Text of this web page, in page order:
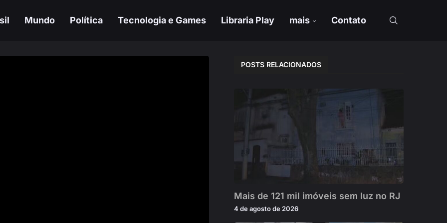
Mundo Política Tecnologia e Games Libraria Play mais Contato
POSTS RELACIONADOS
Mais de 121 mil imóveis sem luz no RJ
4 de agosto de 2026